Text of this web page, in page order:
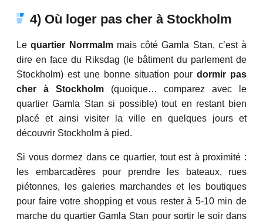
4) Où loger pas cher à Stockholm
Lequartier Norrmalmmais côté Gamla Stan, c’est à
dire en face du Riksdag (le bâtiment du parlement de
Stockholm) est une bonne situation pour dormir pas
cher à Stockholm(quoique… comparez avec le
quartier Gamla Stan si possible) tout en restant bien
placé et ainsi visiter la ville en quelques jours et
découvrir Stockholm à pied.
Si vous dormez dans ce quartier, tout est à proximité :
les embarcadères pour prendre les bateaux, rues
piétonnes, les galeries marchandes et les boutiques
pour faire votre shopping et vous rester à 5-10 min de
marche du quartier Gamla Stan pour sortir le soir dans